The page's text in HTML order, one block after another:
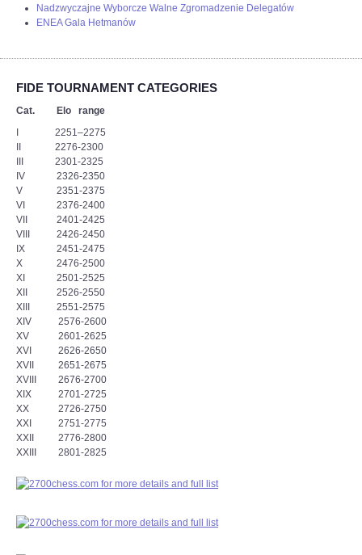
Nadzwyczajne Wyborcze Walne Zgromadzenie Delegatów
ENEA Gala Hetmanów
FIDE TOURNAMENT CATEGORIES
Cat. Elo range
I 2251–2275
II 2276-2300
III 2301-2325
IV 2326-2350
V 2351-2375
VI 2376-2400
VII 2401-2425
VIII 2426-2450
IX 2451-2475
X 2476-2500
XI 2501-2525
XII 2526-2550
XIII 2551-2575
XIV 2576-2600
XV 2601-2625
XVI 2626-2650
XVII 2651-2675
XVIII 2676-2700
XIX 2701-2725
XX 2726-2750
XXI 2751-2775
XXII 2776-2800
XXIII 2801-2825